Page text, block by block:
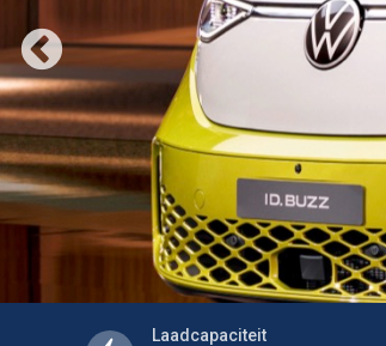
Laadcapaciteit